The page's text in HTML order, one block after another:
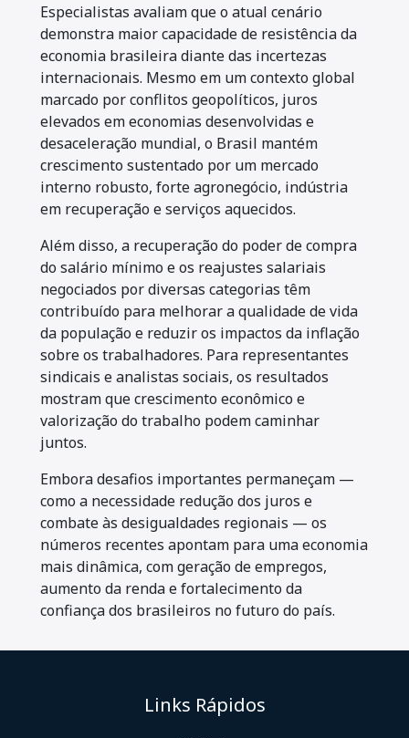
Especialistas avaliam que o atual cenário
demonstra maior capacidade de resistência da
economia brasileira diante das incertezas
internacionais. Mesmo em um contexto global
marcado por conflitos geopolíticos, juros
elevados em economias desenvolvidas e
desaceleração mundial, o Brasil mantém
crescimento sustentado por um mercado
interno robusto, forte agronegócio, indústria
em recuperação e serviços aquecidos.
Além disso, a recuperação do poder de compra
do salário mínimo e os reajustes salariais
negociados por diversas categorias têm
contribuído para melhorar a qualidade de vida
da população e reduzir os impactos da inflação
sobre os trabalhadores. Para representantes
sindicais e analistas sociais, os resultados
mostram que crescimento econômico e
valorização do trabalho podem caminhar
juntos.
Embora desafios importantes permaneçam —
como a necessidade redução dos juros e
combate às desigualdades regionais — os
números recentes apontam para uma economia
mais dinâmica, com geração de empregos,
aumento da renda e fortalecimento da
confiança dos brasileiros no futuro do país.
Links Rápidos